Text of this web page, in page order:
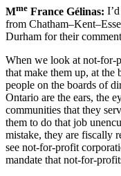
Mme France Gélinas:
from
Durham for their
When we look at not-for-
that make them up, at the
people on the boards of
Ontario are the ears, the
communities that they
them to do that job
mistake, they are fiscally
see not-for-profit
mandate that not-for-